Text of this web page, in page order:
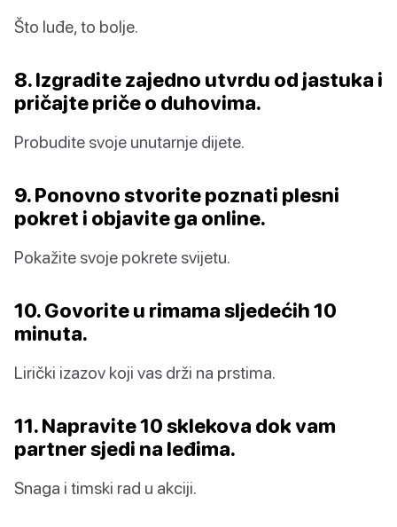
Što luđe, to bolje.
8. Izgradite zajedno utvrdu od jastuka i
pričajte priče o duhovima.
Probudite svoje unutarnje dijete.
9. Ponovno stvorite poznati plesni
pokret i objavite ga online.
Pokažite svoje pokrete svijetu.
10. Govorite u rimama sljedećih 10
minuta.
Lirički izazov koji vas drži na prstima.
11. Napravite 10 sklekova dok vam
partner sjedi na leđima.
Snaga i timski rad u akciji.